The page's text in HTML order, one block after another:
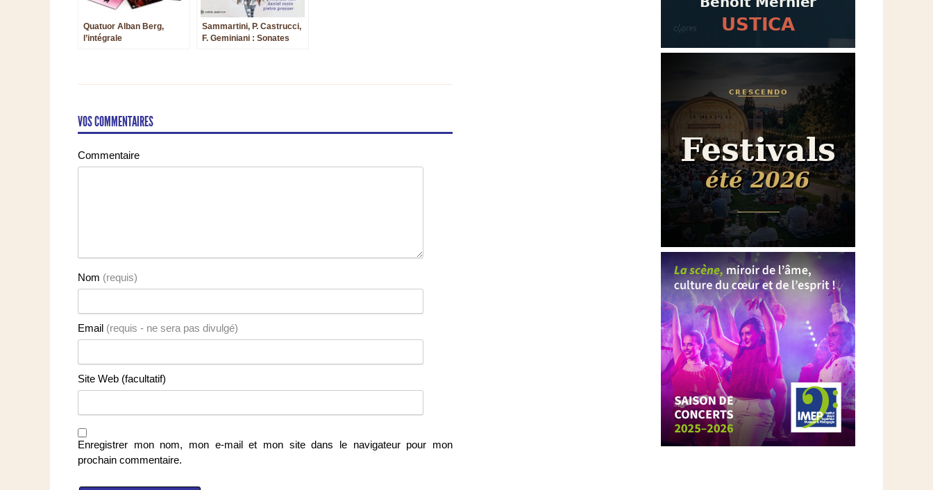
Quatuor Alban Berg,
l’intégrale
Sammartini, P. Castrucci,
F. Geminiani : Sonates
VOS COMMENTAIRES
Commentaire
Nom (requis)
Email (requis - ne sera pas divulgé)
Site Web (facultatif)
Enregistrer mon nom, mon e-mail et mon site dans le navigateur pour mon
prochain commentaire.